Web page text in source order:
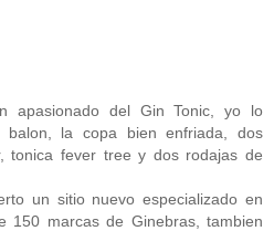
apasionado del Gin Tonic, yo lo
la copa bien enfriada, dos
tonica fever tree y dos rodajas de
un sitio nuevo especializado en
150 marcas de Ginebras, tambien